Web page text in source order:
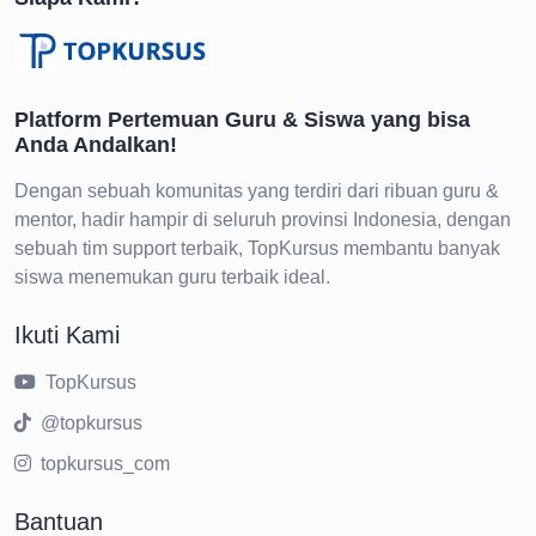
Platform Pertemuan Guru & Siswa yang bisa
Anda Andalkan!
Dengan sebuah komunitas yang terdiri dari ribuan guru &
mentor, hadir hampir di seluruh provinsi Indonesia, dengan
sebuah tim support terbaik, TopKursus membantu banyak
siswa menemukan guru terbaik ideal.
Ikuti Kami
TopKursus
@topkursus
topkursus_com
Bantuan